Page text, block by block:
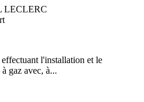
LECLERC
l'installation et le
gaz avec, à...